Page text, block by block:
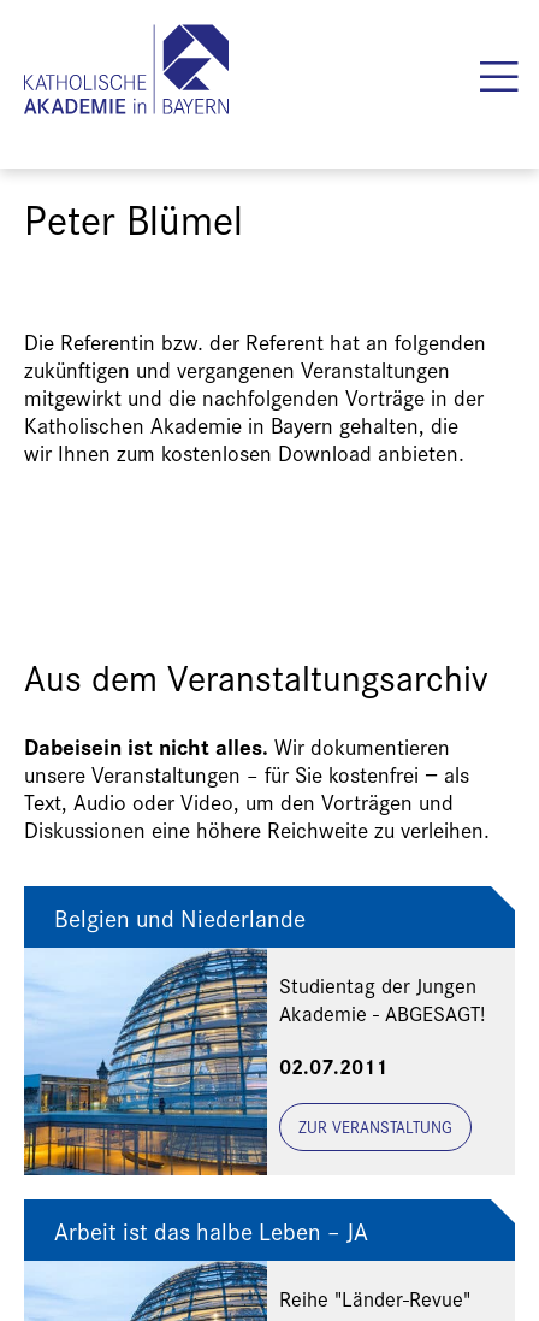
Peter Blümel
Die Referentin bzw. der Referent hat an folgenden
zukünftigen und vergangenen Veranstaltungen
mitgewirkt und die nachfolgenden Vorträge in der
Katholischen Akademie in Bayern gehalten, die
wir Ihnen zum kostenlosen Download anbieten.
Aus dem Veranstaltungsarchiv
Dabeisein ist nicht alles. Wir dokumentieren
unsere Veranstaltungen – für Sie kostenfrei − als
Text, Audio oder Video, um den Vorträgen und
Diskussionen eine höhere Reichweite zu verleihen.
Belgien und Niederlande
Studientag der Jungen
Akademie - ABGESAGT!
02.07.2011
ZUR VERANSTALTUNG
Arbeit ist das halbe Leben – JA
Reihe "Länder-Revue"